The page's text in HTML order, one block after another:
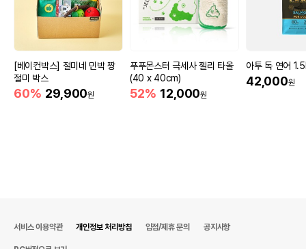
[베이컨박스] 절미네 민박 짱
절미 박스
60% 29,900원
푸푸몬스터 극세사 젤리 타올
(40 x 40cm)
52% 12,000원
아투 독 연어
42,000원
서비스 이용약관 개인정보 처리방침 입점/제휴 문의 공지사항